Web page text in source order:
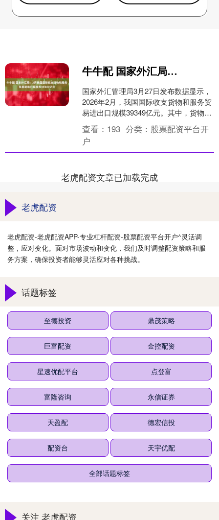
牛牛配 国家外汇局：2月我国国际收支货物和服务贸易进出口规模为39349亿元
国家外汇管理局3月27日发布数据显示，
2026年2月，我国国际收支货物和服务贸
易进出口规模39349亿元。其中，货物和
服务贸易出口21476亿元，进口17873....
查看： 193 分类： 股票配资平台开
户
老虎配资文章已加载完成
老虎配资
老虎配资-老虎配资APP-专业杠杆配资-股票配资平台开户^灵活调
整，应对变化。面对市场波动和变化，我们及时调整配资策略和服
务方案，确保投资者能够灵活应对各种挑战。
话题标签
至德投资 鼎茂策略
巨富配资 金控配资
星速优配平台 点登富
富隆咨询 永信证券
天盈配 德宏信投
配资台 天宇优配
全部话题标签
关注 老虎配资